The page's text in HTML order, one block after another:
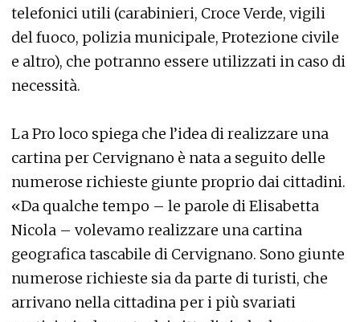
telefonici utili (carabinieri, Croce Verde, vigili
del fuoco, polizia municipale, Protezione civile
e altro), che potranno essere utilizzati in caso di
necessità.
La Pro loco spiega che l’idea di realizzare una
cartina per Cervignano è nata a seguito delle
numerose richieste giunte proprio dai cittadini.
«Da qualche tempo – le parole di Elisabetta
Nicola – volevamo realizzare una cartina
geografica tascabile di Cervignano. Sono giunte
numerose richieste sia da parte di turisti, che
arrivano nella cittadina per i più svariati